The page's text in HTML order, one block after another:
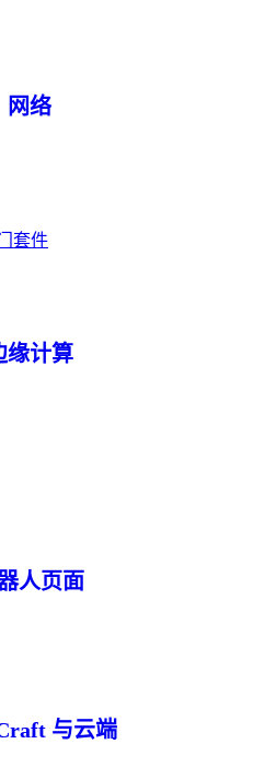
网络
套件
缘计算
人页面
与云端